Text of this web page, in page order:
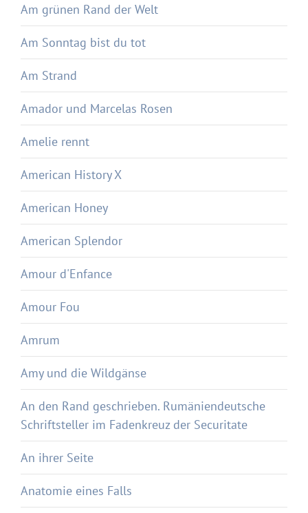
Am grünen Rand der Welt
Am Sonntag bist du tot
Am Strand
Amador und Marcelas Rosen
Amelie rennt
American History X
American Honey
American Splendor
Amour d'Enfance
Amour Fou
Amrum
Amy und die Wildgänse
An den Rand geschrieben. Rumäniendeutsche
Schriftsteller im Fadenkreuz der Securitate
An ihrer Seite
Anatomie eines Falls